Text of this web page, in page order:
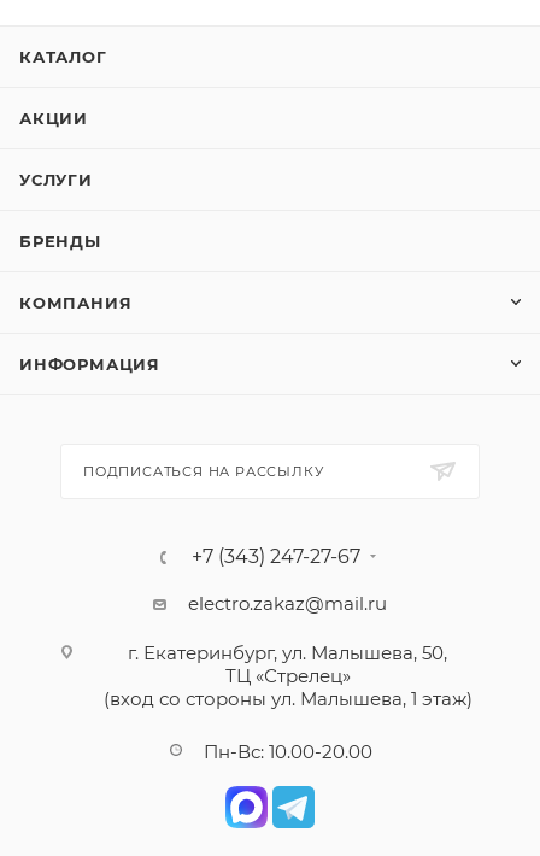
КАТАЛОГ
АКЦИИ
УСЛУГИ
БРЕНДЫ
КОМПАНИЯ
ИНФОРМАЦИЯ
ПОДПИСАТЬСЯ НА РАССЫЛКУ
+7 (343) 247-27-67
electro.zakaz@mail.ru
г. Екатеринбург, ул. Малышева, 50,
ТЦ «Стрелец»
(вход со стороны ул. Малышева, 1 этаж)
Пн-Вс: 10.00-20.00